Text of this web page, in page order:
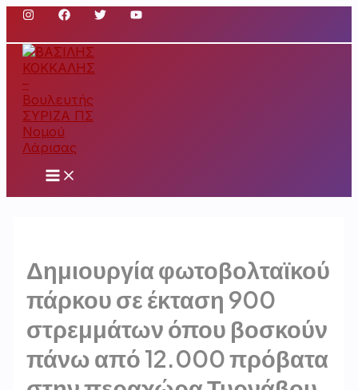
Μετάβαση
περιεχόμενο
Main
Δημιουργία φωτοβολταϊκού
πάρκου σε έκταση 900
στρεμμάτων όπου βοσκούν
πάνω από 12.000 πρόβατα